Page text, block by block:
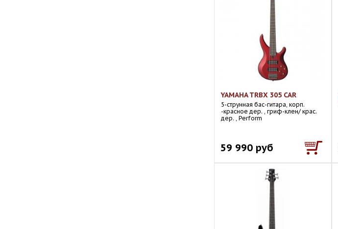
YAMAHA TRBX 305 CAR
5-струнная бас-гитара, корп.
-красное дер. , гриф-клен/ крас.
дер. , Perform
59 990 руб